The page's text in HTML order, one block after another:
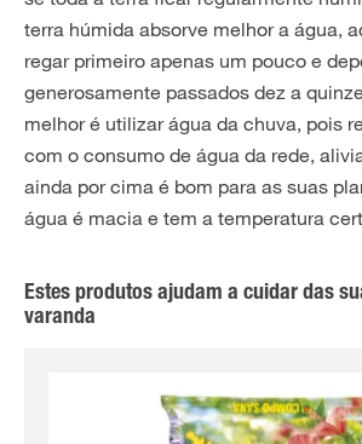
terra húmida absorve melhor a água,
regar primeiro apenas um pouco e
generosamente passados dez a
melhor é utilizar água da chuva, pois
com o consumo de água da rede,
ainda por cima é bom para as suas
água é macia e tem a temperatura
Estes produtos ajudam a cuidar das
varanda